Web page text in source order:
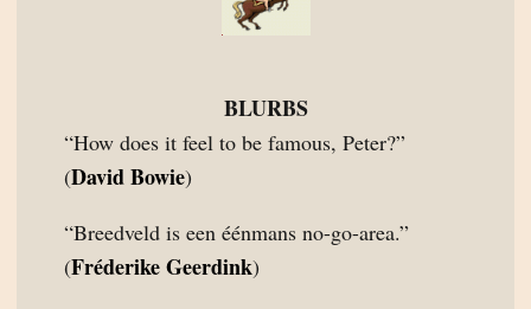
BLURBS
“How does it feel to be famous, Peter?”
(David Bowie)
“Breedveld is een éénmans no-go-area.”
(Fréderike Geerdink)